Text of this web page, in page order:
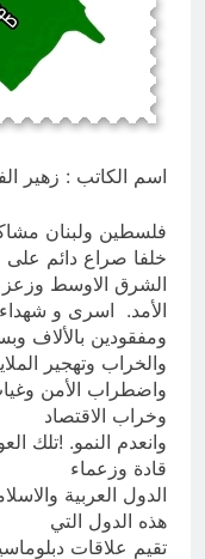
اسم الكاتب : زهير
فلسطين ولبنان
خلفا صراع دائم على
الشرق الاوسط
الأمد. اسرى و شهداء
ومفقودين بالألاف
والخراب وتهجير
واضطراب الأمن وغياب
وخراب الاقتصاد
وانعدم النمو. !تلك
قادة وزعماء
الدول العربية
هذه الدول التي
تقيم علاقات